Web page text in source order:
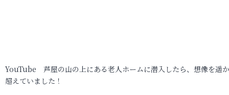
YouTube 芦屋の山の上にある老人ホームに潜入したら、想像を遥
超えていました！